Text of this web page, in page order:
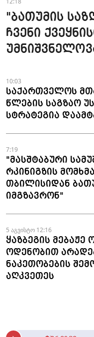
"ბათუმის
ჩვენი
10:03
საქართველოს
წლების საგზაო
სტრატეგია
7:19
"მასშტაბური
რკინიგზის
თბილისიდან
იმგზავრონ"
5 აგვისტო 12:16
ყაზბეგის
ოდენობით
ნაკეთობების
აღკვეთეს